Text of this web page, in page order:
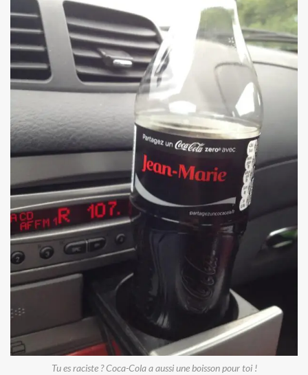
Tu es raciste ? Coca-Cola a aussi une boisson pour toi !